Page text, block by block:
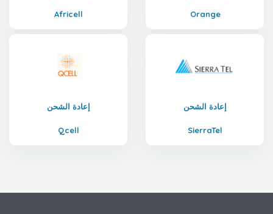
Africell Orange
إعادة الشحن
Qcell
إعادة الشحن
SierraTel